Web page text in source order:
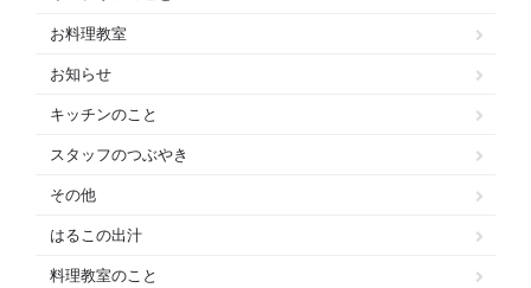
お料理教室
お知らせ
キッチンのこと
スタッフのつぶやき
その他
はるこの出汁
料理教室のこと